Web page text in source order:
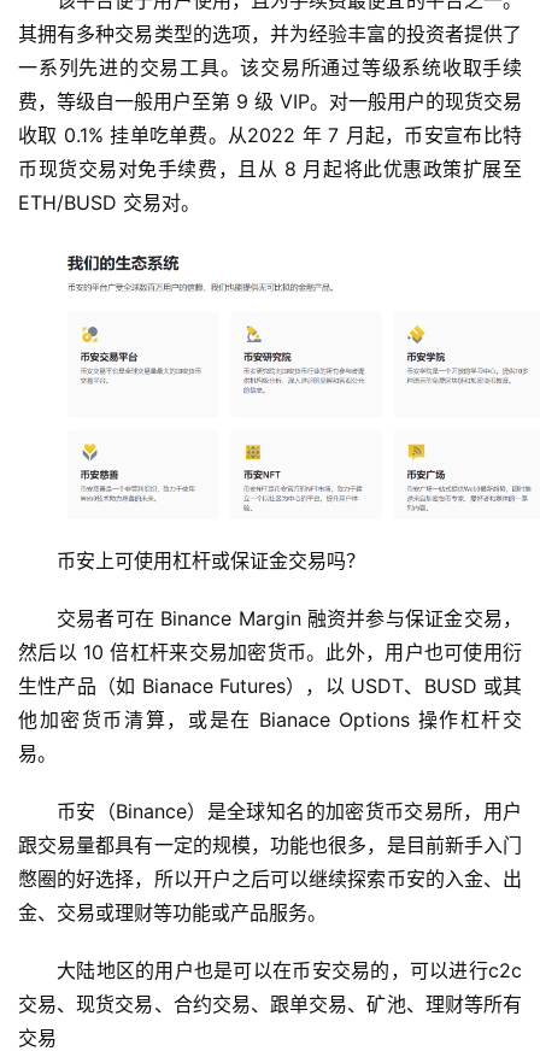
闻
行
情
分
析
其拥有多种交易类型的选项，并为经验丰富的投资者提供了
一系列先进的交易工具。该交易所通过等级系统收取手续
费，等级自一般用户至第 9 级 VIP。对一般用户的现货交易
收取 0.1% 挂单吃单费。从2022 年 7 月起，币安宣布比特
币现货交易对免手续费，且从 8 月起将此优惠政策扩展至
ETH/BUSD 交易对。
币安上可使用杠杆或保证金交易吗？
交易者可在 Binance Margin 融资并参与保证金交易，
然后以 10 倍杠杆来交易加密货币。此外，用户也可使用衍
生性产品（如 Bianace Futures），以 USDT、BUSD 或其
他加密货币清算，或是在 Bianace Options 操作杠杆交
易。
币安（Binance）是全球知名的加密货币交易所，用户
跟交易量都具有一定的规模，功能也很多，是目前新手入门
憋圈的好选择，所以开户之后可以继续探索币安的入金、出
金、交易或理财等功能或产品服务。
大陆地区的用户也是可以在币安交易的，可以进行c2c
交易、现货交易、合约交易、跟单交易、矿池、理财等所有
交易